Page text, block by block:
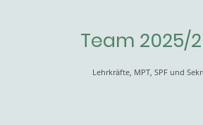
Team 2025/
Lehrkräfte, MPT, SPF und